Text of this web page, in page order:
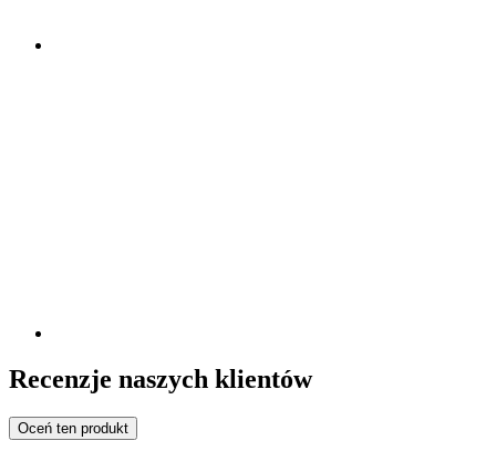
Recenzje naszych klientów
Oceń ten produkt